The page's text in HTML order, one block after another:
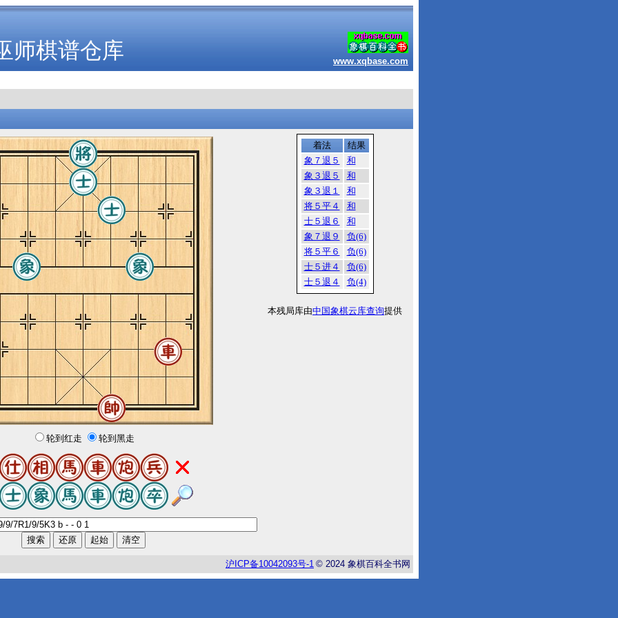
师棋谱仓库 www.xqbase.com
轮到红走 轮到黑走
着法
结果
象７退５
和
象３退５
和
象３退１
和
将５平４
和
士５退６
和
象７退９
负(6)
将５平６
负(6)
士５进４
负(6)
士５退４
负(4)
本残局库由中国象棋云库查询提供
沪 ICP备10042093号-1 © 2024 象棋百科全书网